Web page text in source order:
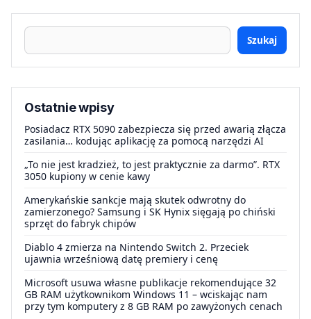
Szukaj
Ostatnie wpisy
Posiadacz RTX 5090 zabezpiecza się przed awarią złącza
zasilania… kodując aplikację za pomocą narzędzi AI
„To nie jest kradzież, to jest praktycznie za darmo”. RTX
3050 kupiony w cenie kawy
Amerykańskie sankcje mają skutek odwrotny do
zamierzonego? Samsung i SK Hynix sięgają po chiński
sprzęt do fabryk chipów
Diablo 4 zmierza na Nintendo Switch 2. Przeciek
ujawnia wrześniową datę premiery i cenę
Microsoft usuwa własne publikacje rekomendujące 32
GB RAM użytkownikom Windows 11 – wciskając nam
przy tym komputery z 8 GB RAM po zawyżonych cenach